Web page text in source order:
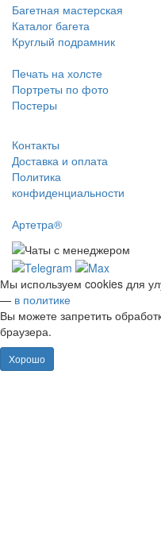
Багетная мастерская
Каталог багета
Круглый подрамник
Печать на холсте
Портреты по фото
Постеры
Контакты
Доставка и оплата
Политика
конфиденциальности
Артетра®
Мы используем cookies для
— в политике
Вы можете запретить
браузера.
Хорошо